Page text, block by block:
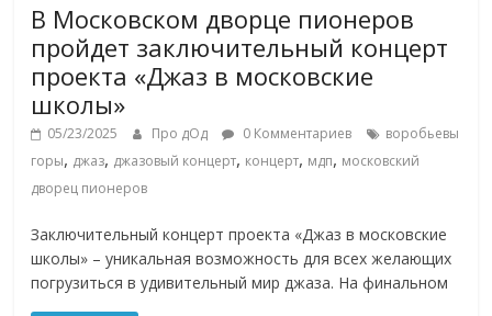
В Московском дворце пионеров
пройдет заключительный концерт
проекта «Джаз в московские
школы»
05/23/2025 Про дОд 0 Комментариев
воробьевы
горы, джаз, джазовый концерт, концерт, мдп, московский
дворец пионеров
Заключительный концерт проекта «Джаз в московские
школы» – уникальная возможность для всех желающих
погрузиться в удивительный мир джаза. На финальном